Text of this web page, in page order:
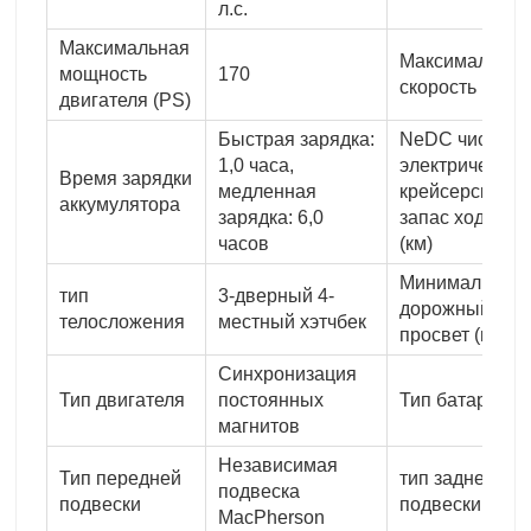
л.с.
Максимальная
мощность
двигателя (PS)
170
Максимальная
скорость (км/ч)
Время зарядки
аккумулятора
Быстрая зарядка:
1,0 часа,
медленная
зарядка: 6,0
часов
NeDC чисто
электрический
крейсерский
запас хода
(км)
тип
телосложения
3-дверный 4-
местный хэтчбек
Минимальный
дорожный
просвет (мм)
Тип двигателя
Синхронизация
постоянных
магнитов
Тип батареи
Тип передней
подвески
Независимая
подвеска
MacPherson
тип задней
подвески